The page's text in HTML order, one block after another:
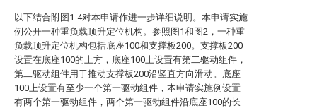
以下结合附图1-4对本申请作进一步详细说明。本申请实施
例公开一种重负载顶升定位机构。参照图1和图2，一种重
负载顶升定位机构包括底座100和支撑板200。支撑板200
设置在底座100的上方，底座100上设置有第二驱动组件，
第二驱动组件用于推动支撑板200沿竖直方向滑动。底座
100上设置有至少一个第一驱动组件，本申请实施例设置
有两个第一驱动组件，两个第一驱动组件沿底座100的长